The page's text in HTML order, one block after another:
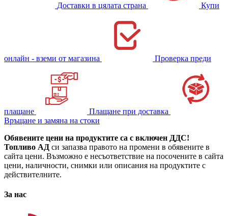
Доставки в цялата страна Купи
онлайн - вземи от магазина Проверка преди
плащане
Плащане при доставка
Връщане и замяна на стоки
Обявените цени на продуктите са с включен ДДС!
Топливо АД си запазва правото на промени в обявените в
сайта цени. Възможно е несъответствие на посочените в сайта
цени, наличности, снимки или описания на продуктите с
действителните.
За нас